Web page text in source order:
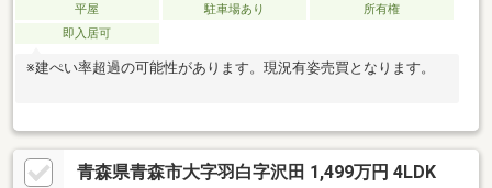
平屋 駐車場あり
所有権
即入居可
※建ぺい率超過の可能性があります。現況有姿売買となります。
青森県青森市大字羽白字沢田 1,499万円 4LDK